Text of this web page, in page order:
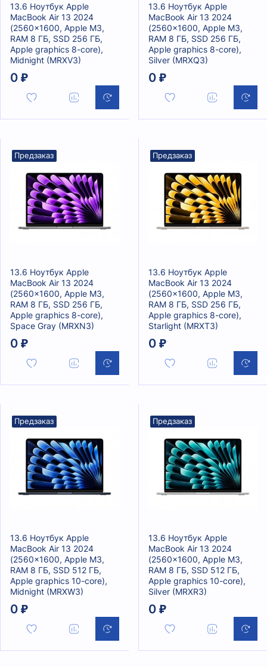
13.6 Ноутбук Apple
MacBook Air 13 2024
(2560x1600, Apple M3,
RAM 8 ГБ, SSD 256 ГБ,
Apple graphics 8-core),
Midnight (MRXV3)
0 ₽
13.6 Ноутбук Apple
MacBook Air 13 2024
(2560x1600, Apple M3,
RAM 8 ГБ, SSD 256 ГБ,
Apple graphics 8-core),
Silver (MRXQ3)
0 ₽
Предзаказ
13.6 Ноутбук Apple
MacBook Air 13 2024
(2560x1600, Apple M3,
RAM 8 ГБ, SSD 256 ГБ,
Apple graphics 8-core),
Space Gray (MRXN3)
0 ₽
Предзаказ
13.6 Ноутбук Apple
MacBook Air 13 2024
(2560x1600, Apple M3,
RAM 8 ГБ, SSD 256 ГБ,
Apple graphics 8-core),
Starlight (MRXT3)
0 ₽
Предзаказ
13.6 Ноутбук Apple
MacBook Air 13 2024
(2560x1600, Apple M3,
RAM 8 ГБ, SSD 512 ГБ,
Apple graphics 10-core),
Midnight (MRXW3)
0 ₽
Предзаказ
13.6 Ноутбук Apple
MacBook Air 13 2024
(2560x1600, Apple M3,
RAM 8 ГБ, SSD 512 ГБ,
Apple graphics 10-core),
Silver (MRXR3)
0 ₽